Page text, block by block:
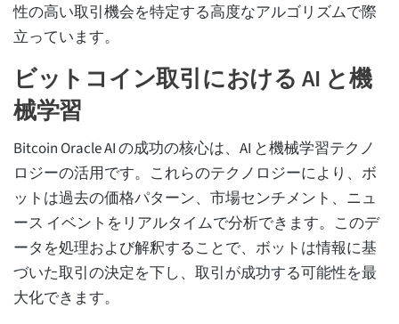
性の高い取引機会を特定する高度なアルゴリズムで際
立っています。
ビットコイン取引における AI と機
械学習
Bitcoin Oracle AI の成功の核心は、AI と機械学習テクノ
ロジーの活用です。これらのテクノロジーにより、ボ
ットは過去の価格パターン、市場センチメント、ニュ
ース イベントをリアルタイムで分析できます。このデ
ータを処理および解釈することで、ボットは情報に基
づいた取引の決定を下し、取引が成功する可能性を最
大化できます。